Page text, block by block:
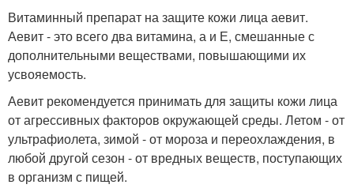
Витаминный препарат на защите кожи лица аевит.
Аевит - это всего два витамина, а и Е, смешанные с
дополнительными веществами, повышающими их
усвояемость.
Аевит рекомендуется принимать для защиты кожи лица
от агрессивных факторов окружающей среды. Летом - от
ультрафиолета, зимой - от мороза и переохлаждения, в
любой другой сезон - от вредных веществ, поступающих
в организм с пищей.